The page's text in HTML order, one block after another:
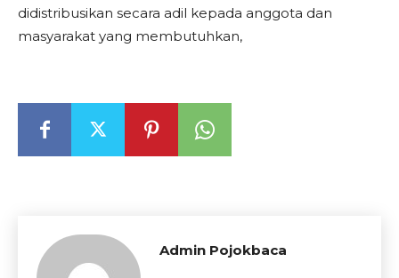
didistribusikan secara adil kepada anggota dan
masyarakat yang membutuhkan,
Admin Pojokbaca